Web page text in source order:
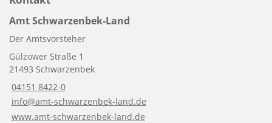
Amt Schwarzenbek-Land
Der Amtsvorsteher
Gülzower Straße 1
21493 Schwarzenbek
04151 8422-0
info@amt-schwarzenbek-land.de
www.amt-schwarzenbek-land.de